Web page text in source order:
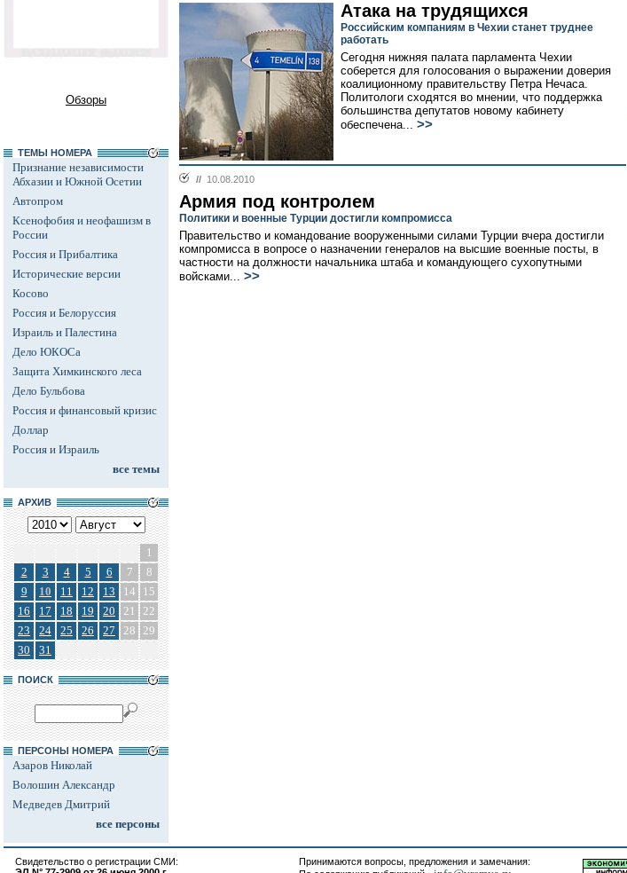
Обзоры
ТЕМЫ НОМЕРА
Признание независимости
Абхазии и Южной Осетии
Автопром
Ксенофобия и неофашизм в
России
Россия и Прибалтика
Исторические версии
Косово
Россия и Белоруссия
Израиль и Палестина
Дело ЮКОСа
Защита Химкинского леса
Дело Бульбова
Россия и финансовый кризис
Доллар
Россия и Израиль
все темы
АРХИВ
1
2
3 4 5 6 7
8
9
10 11 12 13 14
15
16
17 18 19 20 21
22
23
24 25 26 27 28 29
30
31
ПОИСК
ПЕРСОНЫ НОМЕРА
Азаров Николай
Волошин Александр
Медведев Дмитрий
все персоны
Атака на трудящихся
Российским компаниям в Чехии станет труднее
работать
Сегодня нижняя палата парламента Чехии
соберется для голосования о выражении доверия
коалиционному правительству Петра Нечаса.
Политологи сходятся во мнении, что поддержка
большинства депутатов новому кабинету
обеспечена... >>
// 10.08.2010
Армия под контролем
Политики и военные Турции достигли компромисса
Правительство и командование вооруженными силами Турции вчера достигли
компромисса в вопросе о назначении генералов на высшие военные посты, в
частности на должности начальника штаба и командующего сухопутными
войсками... >>
Свидетельство о регистрации СМИ:
Принимаются вопросы, предложения и замечания: